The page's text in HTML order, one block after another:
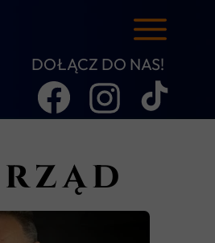
DOŁĄCZ DO NAS!